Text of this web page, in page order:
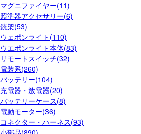
マグニファイヤー(11)
照準器アクセサリー(6)
銃架(53)
ウェポンライト(110)
ウエポンライト本体(83)
リモートスイッチ(32)
電装系(260)
バッテリー(104)
充電器・放電器(20)
バッテリーケース(8)
電動モーター(36)
コネクター・ハーネス(93)